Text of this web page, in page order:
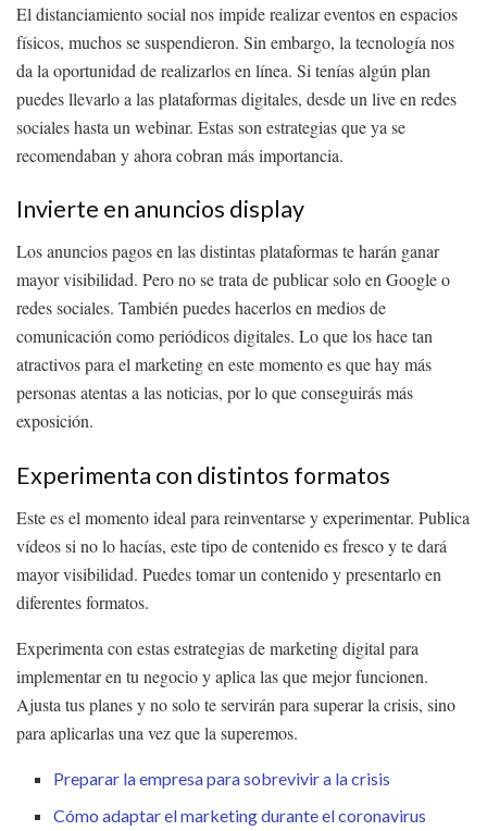
El distanciamiento social nos impide realizar eventos en espacios
físicos, muchos se suspendieron. Sin embargo, la tecnología nos
da la oportunidad de realizarlos en línea. Si tenías algún plan
puedes llevarlo a las plataformas digitales, desde un live en redes
sociales hasta un webinar. Estas son estrategias que ya se
recomendaban y ahora cobran más importancia.
Invierte en anuncios display
Los anuncios pagos en las distintas plataformas te harán ganar
mayor visibilidad. Pero no se trata de publicar solo en Google o
redes sociales. También puedes hacerlos en medios de
comunicación como periódicos digitales. Lo que los hace tan
atractivos para el marketing en este momento es que hay más
personas atentas a las noticias, por lo que conseguirás más
exposición.
Experimenta con distintos formatos
Este es el momento ideal para reinventarse y experimentar. Publica
vídeos si no lo hacías, este tipo de contenido es fresco y te dará
mayor visibilidad. Puedes tomar un contenido y presentarlo en
diferentes formatos.
Experimenta con estas estrategias de marketing digital para
implementar en tu negocio y aplica las que mejor funcionen.
Ajusta tus planes y no solo te servirán para superar la crisis, sino
para aplicarlas una vez que la superemos.
Preparar la empresa para sobrevivir a la crisis
Cómo adaptar el marketing durante el coronavirus